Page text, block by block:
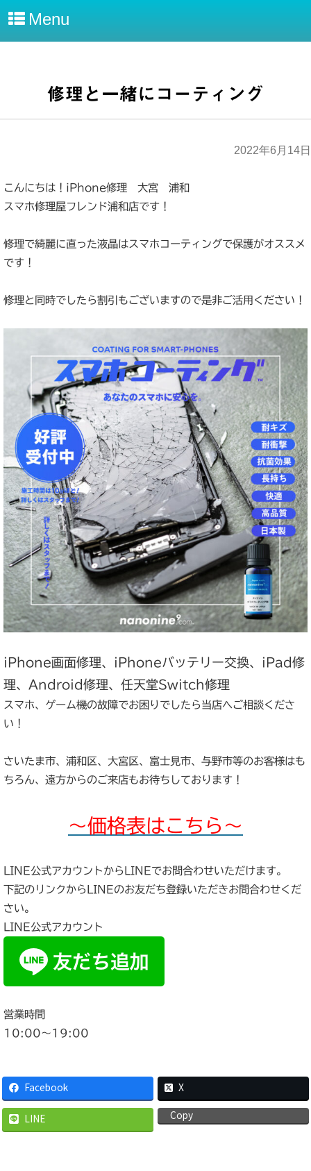
Menu
修理と一緒にコーティング
2022年6月14日
こんにちは！iPhone修理 大宮 浦和
スマホ修理屋フレンド浦和店です！
修理で綺麗に直った液晶はスマホコーティングで保護がオススメ
です！
修理と同時でしたら割引もございますので是非ご活用ください！
iPhone画面修理、iPhoneバッテリー交換、iPad修
理、Android修理、任天堂Switch修理
スマホ、ゲーム機の故障でお困りでしたら当店へご相談くださ
い！
さいたま市、浦和区、大宮区、富士見市、与野市等のお客様はも
ちろん、遠方からのご来店もお待ちしております！
～価格表はこちら～
LINE公式アカウントからLINEでお問合わせいただけます。
下記のリンクからLINEのお友だち登録いただきお問合わせくだ
さい。
LINE公式アカウント
営業時間
10:00〜19:00
Facebook X
LINE Copy